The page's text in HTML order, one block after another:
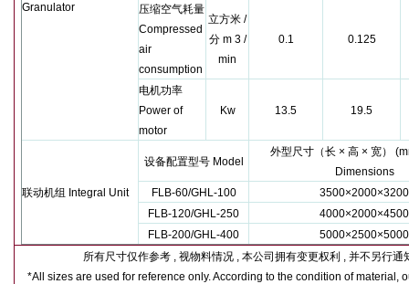
Granulator
压缩空气耗量
Compressed
air
consumption
立方米 /
分m 3 /
min
0.1 0.125
电机功率
Power of
motor
Kw 13.5 19.5
联动机组 Integral Unit
设备配置型号Model
外型尺寸（长 × 高× 宽）
Dimensions
FLB-60/GHL-100
3500×2000×3200
FLB-120/GHL-250
4000×2000×4500
FLB-200/GHL-400
5000×2500×5000
所有尺寸仅作参考, 视物料情况, 本公司拥有变更权利 , 并不另行通
*All sizes are used for reference only. According to the condition of material,